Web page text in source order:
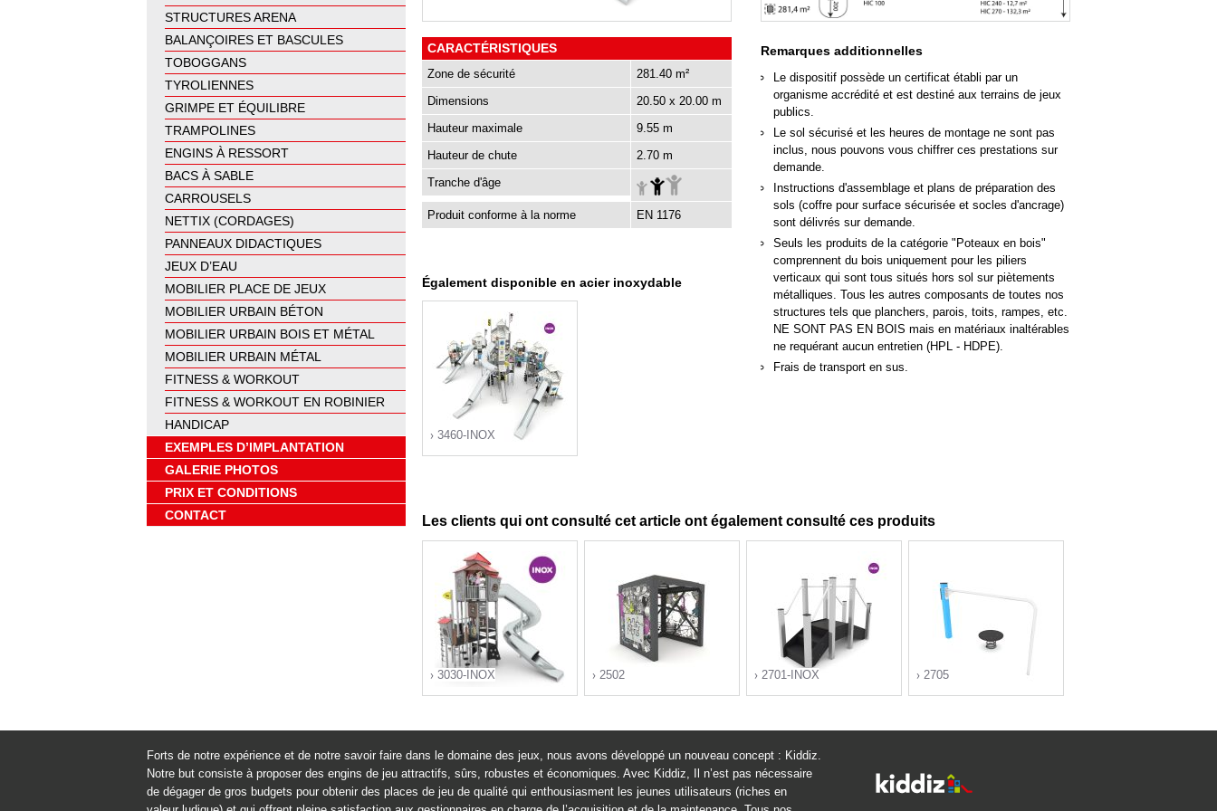
STRUCTURES ARENA
BALANÇOIRES ET BASCULES
TOBOGGANS
TYROLIENNES
GRIMPE ET ÉQUILIBRE
TRAMPOLINES
ENGINS À RESSORT
BACS À SABLE
CARROUSELS
NETTIX (CORDAGES)
PANNEAUX DIDACTIQUES
JEUX D’EAU
MOBILIER PLACE DE JEUX
MOBILIER URBAIN BÉTON
MOBILIER URBAIN BOIS ET MÉTAL
MOBILIER URBAIN MÉTAL
FITNESS & WORKOUT
FITNESS & WORKOUT EN ROBINIER
HANDICAP
EXEMPLES D’IMPLANTATION
GALERIE PHOTOS
PRIX ET CONDITIONS
CONTACT
CARACTÉRISTIQUES
Zone de sécurité
281.40 m²
Dimensions
20.50 x 20.00 m
Hauteur maximale
9.55 m
Hauteur de chute
2.70 m
Tranche d'âge
Produit conforme à la norme EN 1176
Également disponible en acier inoxydable
3460-INOX
">
Remarques additionnelles
Le dispositif possède un certificat établi par un
organisme accrédité et est destiné aux terrains de jeux
publics.
Le sol sécurisé et les heures de montage ne sont pas
inclus, nous pouvons vous chiffrer ces prestations sur
demande.
Instructions d'assemblage et plans de préparation des
sols (coffre pour surface sécurisée et socles d'ancrage)
sont délivrés sur demande.
Seuls les produits de la catégorie "Poteaux en bois"
comprennent du bois uniquement pour les piliers
verticaux qui sont tous situés hors sol sur piètements
métalliques. Tous les autres composants de toutes nos
structures tels que planchers, parois, toits, rampes, etc.
NE SONT PAS EN BOIS mais en matériaux inaltérables
ne requérant aucun entretien (HPL - HDPE).
Frais de transport en sus.
Les clients qui ont consulté cet article ont également consulté ces produits
3030-INOX
">
2502
">
2701-INOX 2705
Forts de notre expérience et de notre savoir faire dans le domaine des jeux, nous avons développé un nouveau concept : Kiddiz.
Notre but consiste à proposer des engins de jeu attractifs, sûrs, robustes et économiques. Avec Kiddiz, Il n’est pas nécessaire
de dégager de gros budgets pour obtenir des places de jeu de qualité qui enthousiasment les jeunes utilisateurs (riches en